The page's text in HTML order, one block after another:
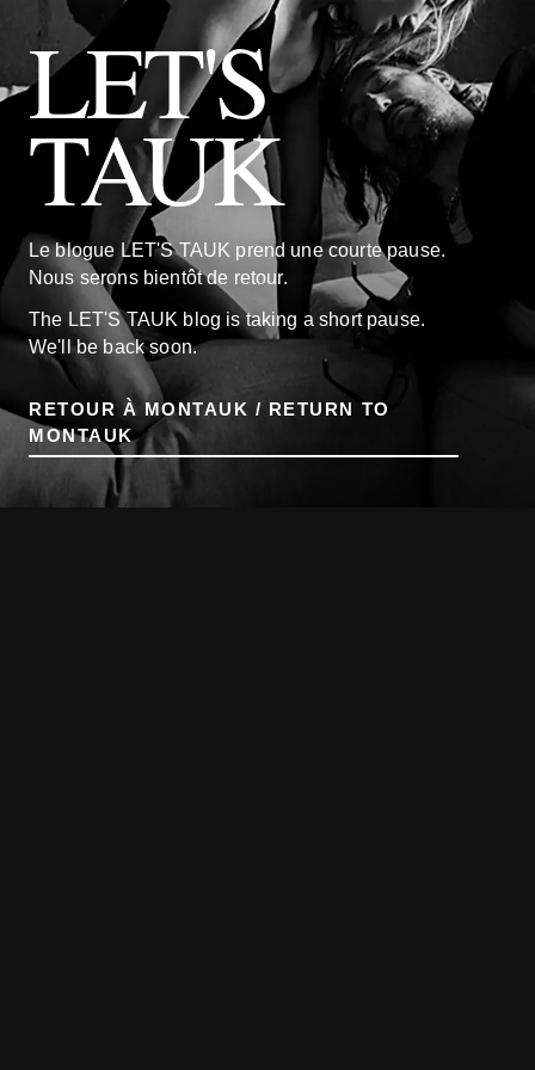
LET'S
TAUK
Le blogue LET'S TAUK prend une courte pause.
Nous serons bientôt de retour.
The LET'S TAUK blog is taking a short pause.
We'll be back soon.
RETOUR À MONTAUK / RETURN TO
MONTAUK